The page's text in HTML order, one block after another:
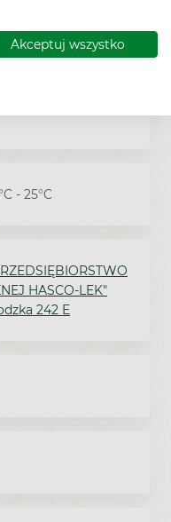
Akceptuj wszystko
- 25°C
HASCO-LEK"
242 E